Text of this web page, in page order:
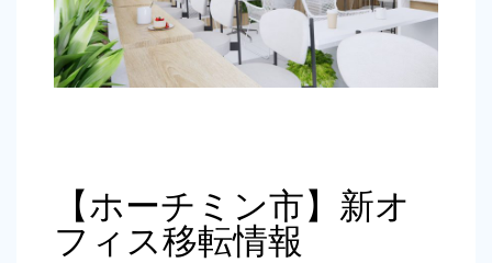
【ホーチミン市】新オ
フィス移転情報